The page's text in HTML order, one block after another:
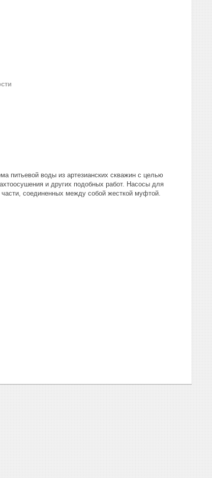
питьевой воды из артезианских скважин с целью
и других подобных работ. Насосы для
части, соединенных между собой жесткой муфтой.